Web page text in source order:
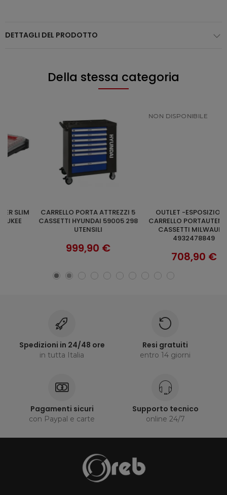
DETTAGLI DEL PRODOTTO
Della stessa categoria
AGGIUNGI AL CARRELLO
CARRELLO PORTA ATTREZZI 5
CASSETTI HYUNDAI 59005 298
UTENSILI
999,90 €
NON DISPONIBILE
SCOPRI
OUTLET -ESPOSIZIONE-
CARRELLO PORTAUTENSILI 7
CASSETTI MILWAUKEE
4932478849
708,90 €
Spedizioni in 24/48 ore
in tutta Italia
Resi gratuiti
entro 14 giorni
Pagamenti sicuri
con Paypal e carte
Supporto tecnico
online 24/7